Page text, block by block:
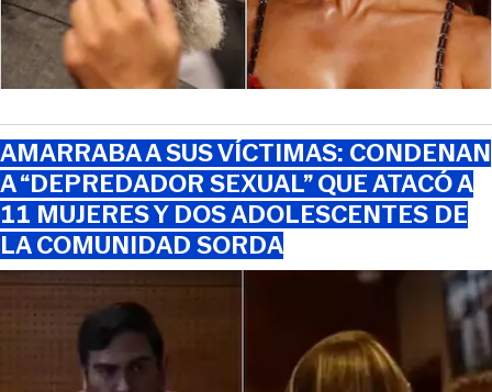
AMARRABA A SUS VÍCTIMAS: CONDENAN
A “DEPREDADOR SEXUAL” QUE ATACÓ A
11 MUJERES Y DOS ADOLESCENTES DE
LA COMUNIDAD SORDA